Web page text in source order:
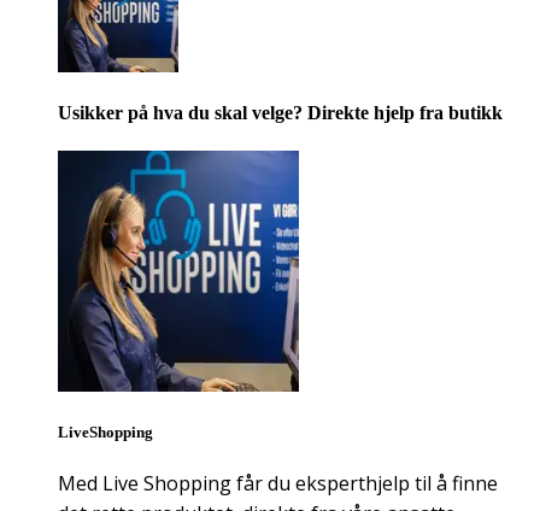
Usikker på hva du skal velge? Direkte hjelp fra butikk
LiveShopping
Med Live Shopping får du eksperthjelp til å finne